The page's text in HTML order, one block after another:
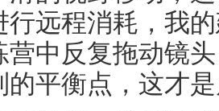
行远程消耗，我
营中反复拖动镜
的平衡点，这才